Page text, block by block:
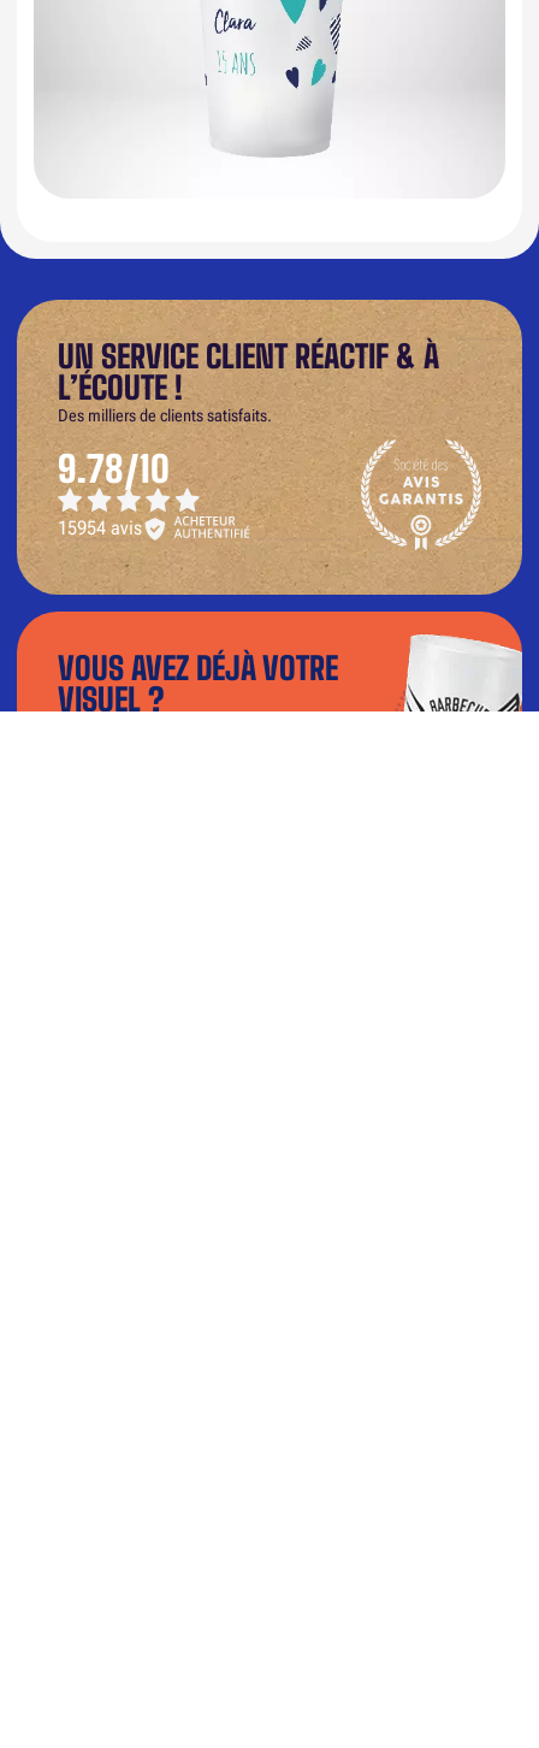
UN SERVICE CLIENT RÉACTIF & À
L’ÉCOUTE !
Des milliers de clients satisfaits.
9.78/10
15954 avis
VOUS AVEZ DÉJÀ VOTRE
VISUEL ?